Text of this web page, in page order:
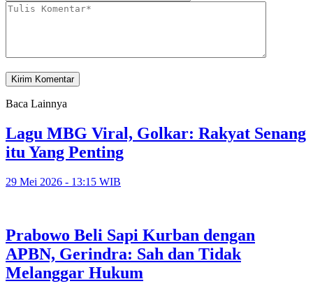
Baca Lainnya
Lagu MBG Viral, Golkar: Rakyat Senang
itu Yang Penting
29 Mei 2026 - 13:15 WIB
Prabowo Beli Sapi Kurban dengan
APBN, Gerindra: Sah dan Tidak
Melanggar Hukum